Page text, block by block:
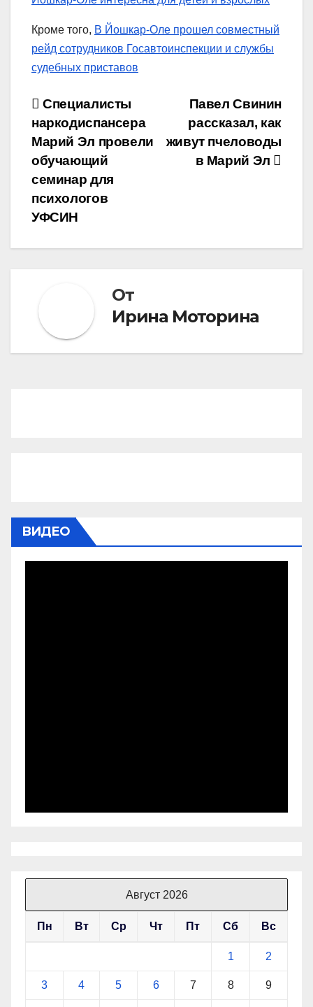
Кроме того, В Йошкар-Оле прошел совместный
рейд сотрудников Госавтоинспекции и службы
судебных приставов
Навигация
по
записям
Павел Свинин
рассказал, как
живут пчеловоды
в Марий Эл
Специалисты
наркодиспансера
Марий Эл провели
обучающий
семинар для
психологов
УФСИН
От
Ирина Моторина
ВИДЕО
Август 2026
Пн Вт Ср Чт Пт Сб Вс
1 2
3 4 5 6 7 8 9